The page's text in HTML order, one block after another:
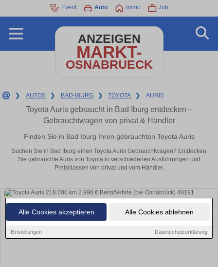
Alle Cookies akzeptieren Alle Cookies ablehnen
Einstellungen Datenschutzerklärung
Event Auto Immo Job
ANZEIGEN
MARKT-
OSNABRUECK
❯ AUTOS ❯ BAD-IBURG ❯ TOYOTA ❯ AURIS
Toyota Auris gebraucht in Bad Iburg entdecken –
Gebrauchtwagen von privat & Händler
Finden Sie in Bad Iburg Ihren gebrauchten Toyota Auris
Suchen Sie in Bad Iburg einen Toyota Auris Gebrauchtwagen? Entdecken
Sie gebrauchte Auris von Toyota in verschiedenen Ausführungen und
Preisklassen von privat und vom Händler.